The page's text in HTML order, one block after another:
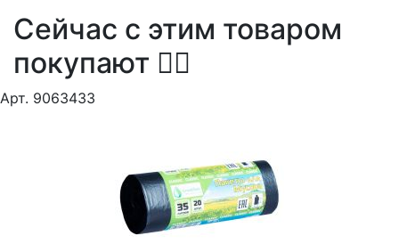
Сейчас с этим товаром
покупают
Арт. 9063433